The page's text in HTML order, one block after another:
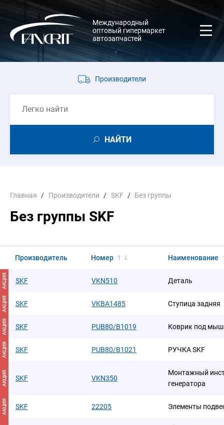
Международный
оптовый гипермаркет
автозапчастей
Производители
НАЙТИ
Главная Производители SKF Без группы
Без группы SKF
Производитель Номер Наименование
АКЦИЯ SKF VKN510 Деталь
АКЦИЯ SKF VKBA1485 Ступица задняя
АКЦИЯ SKF PUB80/B1019 Коврик под
АКЦИЯ SKF PUB80/B1021 РУЧКА SKF
АКЦИЯ SKF VKN350
Монтажный
генератора
АКЦИЯ SKF 22205 Элементы